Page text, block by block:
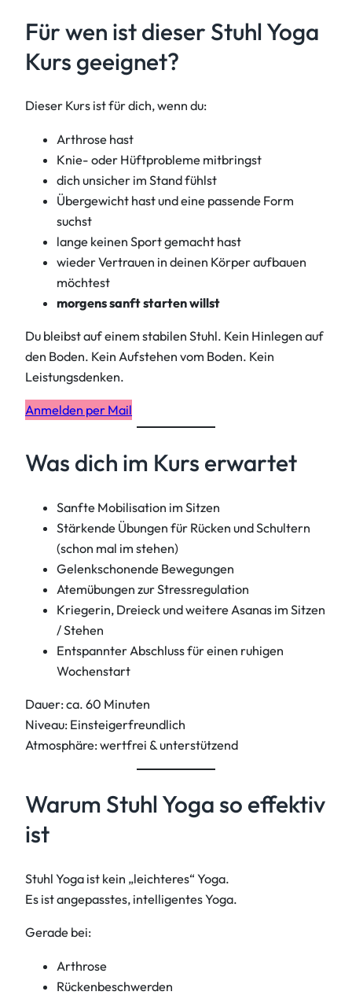
Für wen ist dieser Stuhl Yoga
Kurs geeignet?
Dieser Kurs ist für dich, wenn du:
Arthrose hast
Knie- oder Hüftprobleme mitbringst
dich unsicher im Stand fühlst
Übergewicht hast und eine passende Form
suchst
lange keinen Sport gemacht hast
wieder Vertrauen in deinen Körper aufbauen
möchtest
morgens sanft starten willst
Du bleibst auf einem stabilen Stuhl. Kein Hinlegen auf
den Boden. Kein Aufstehen vom Boden. Kein
Leistungsdenken.
Anmelden per Mail
Was dich im Kurs erwartet
Sanfte Mobilisation im Sitzen
Stärkende Übungen für Rücken und Schultern
(schon mal im stehen)
Gelenkschonende Bewegungen
Atemübungen zur Stressregulation
Kriegerin, Dreieck und weitere Asanas im Sitzen
/ Stehen
Entspannter Abschluss für einen ruhigen
Wochenstart
Dauer: ca. 60 Minuten
Niveau: Einsteigerfreundlich
Atmosphäre: wertfrei & unterstützend
Warum Stuhl Yoga so effektiv
ist
Stuhl Yoga ist kein „leichteres“ Yoga.
Es ist angepasstes, intelligentes Yoga.
Gerade bei:
Arthrose
Rückenbeschwerden